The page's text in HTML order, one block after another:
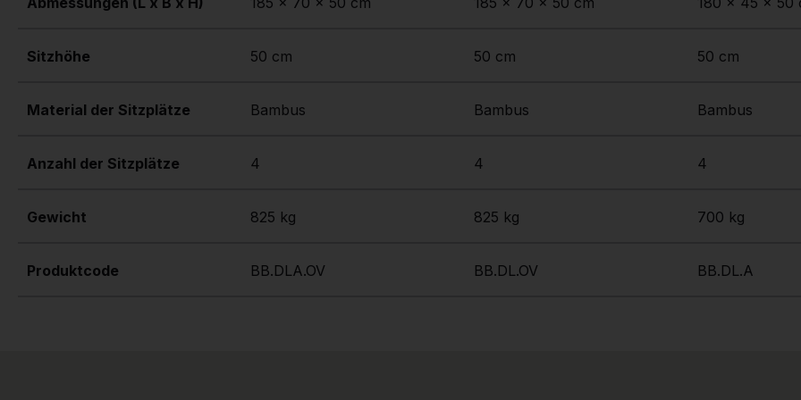
Sitzhöhe
Material der Sitzplätze
Anzahl der Sitzplätze
Gewicht
Produktcode
50 cm
Bambus
4
825 kg
BB.DLA.OV
50 cm
Bambus
4
825 kg
BB.DL.OV
50 cm
Bambus
4
700 kg
BB.DL.A